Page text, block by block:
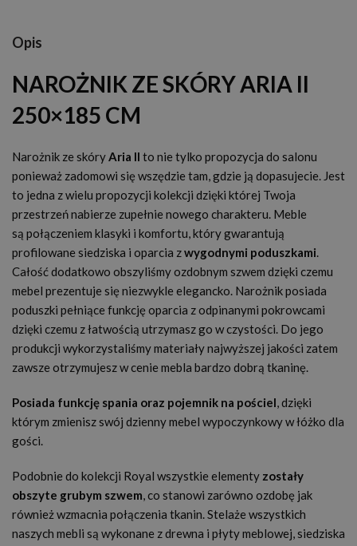
Opis
NAROŻNIK ZE SKÓRY ARIA II
250×185 CM
Narożnik ze skóryAria II to nie tylko propozycja do salonu
ponieważ zadomowi się wszędzie tam, gdzie ją dopasujecie. Jest
to jedna z wielu propozycji kolekcji dzięki której Twoja
przestrzeń nabierze zupełnie nowego charakteru. Meble
są połączeniem klasyki i komfortu, który gwarantują
profilowane siedziska i oparcia zwygodnymi poduszkami.
Całość dodatkowo obszyliśmy ozdobnym szwem dzięki czemu
mebel prezentuje się niezwykle elegancko. Narożnik posiada
poduszki pełniące funkcję oparcia z odpinanymi pokrowcami
dzięki czemu z łatwością utrzymasz go w czystości. Do jego
produkcji wykorzystaliśmy materiały najwyższej jakości zatem
zawsze otrzymujesz w cenie mebla bardzo dobrą tkaninę.
Posiada funkcję spania oraz pojemnik na pościel, dzięki
którym zmienisz swój dzienny mebel wypoczynkowy w łóżko dla
gości.
Podobnie do kolekcji Royal wszystkie elementy zostały
obszyte grubym szwem, co stanowi zarówno ozdobę jak
również wzmacnia połączenia tkanin. Stelaże wszystkich
naszych mebli są wykonane z drewna i płyty meblowej, siedziska